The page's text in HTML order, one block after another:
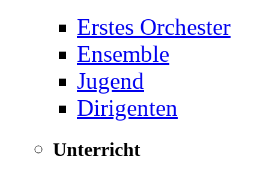
Erstes Orchester
Ensemble
Jugend
Dirigenten
Unterricht